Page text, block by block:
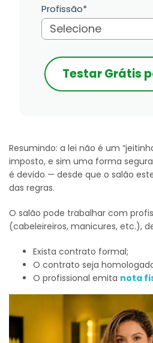
Profissão*
Testar Grátis
Resumindo: a lei não é um
imposto, e sim uma forma
é devido — desde que o salão
das regras.
O salão pode trabalhar com
(cabeleireiros, manicures, etc.),
Exista contrato formal;
O contrato seja
O profissional emita nota